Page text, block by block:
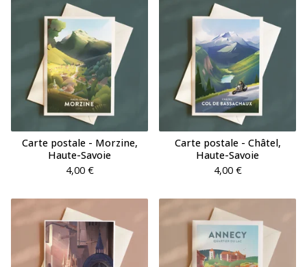
Carte postale - Morzine,
Haute-Savoie
4,00 €
Carte postale - Châtel,
Haute-Savoie
4,00 €